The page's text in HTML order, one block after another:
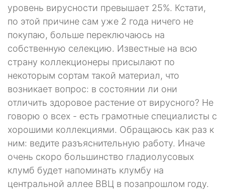
уровень вирусности превышает 25%. Кстати,
по этой причине сам уже 2 года ничего не
покупаю, больше переключаюсь на
собственную селекцию. Известные на всю
страну коллекционеры присылают по
некоторым сортам такой материал, что
возникает вопрос: в состоянии ли они
отличить здоровое растение от вирусного? Не
говорю о всех - есть грамотные специалисты с
хорошими коллекциями. Обращаюсь как раз к
ним: ведите разъяснительную работу. Иначе
очень скоро большинство гладиолусовых
клумб будет напоминать клумбу на
центральной аллее ВВЦ в позапрошлом году.